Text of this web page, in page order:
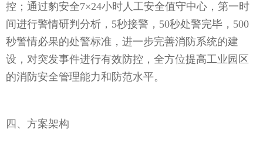
控；通过豹安全7×24小时人工安全值守中心，第一时
间进行警情研判分析，5秒接警，50秒处警完毕，500
秒警情必果的处警标准，进一步完善消防系统的建
设，对突发事件进行有效防控，全方位提高工业园区
的消防安全管理能力和防范水平。
四、方案架构